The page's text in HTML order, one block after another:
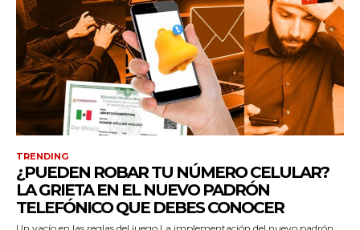
TRENDING
¿PUEDEN ROBAR TU NÚMERO CELULAR?
LA GRIETA EN EL NUEVO PADRÓN
TELEFÓNICO QUE DEBES CONOCER